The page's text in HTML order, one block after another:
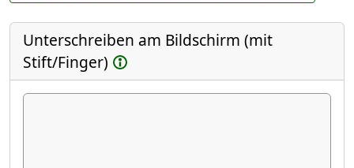
Unterschreiben am Bildschirm (mit
Stift/Finger)